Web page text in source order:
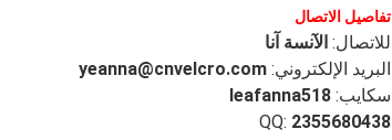
تفاصيل الاتصال
للاتصال: الآنسة آنا
البريد الإلكتروني: yeanna@cnvelcro.com
سكايب: leafanna518
QQ: 2355680438